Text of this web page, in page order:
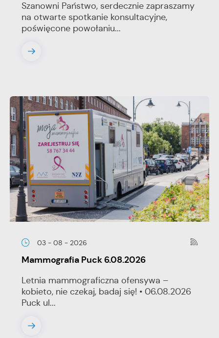
Szanowni Państwo, serdecznie zapraszamy
na otwarte spotkanie konsultacyjne,
poświęcone powołaniu...
03 - 08 - 2026
Mammografia Puck 6.08.2026
Letnia mammograficzna ofensywa –
kobieto, nie czekaj, badaj się! • 06.08.2026
Puck ul...